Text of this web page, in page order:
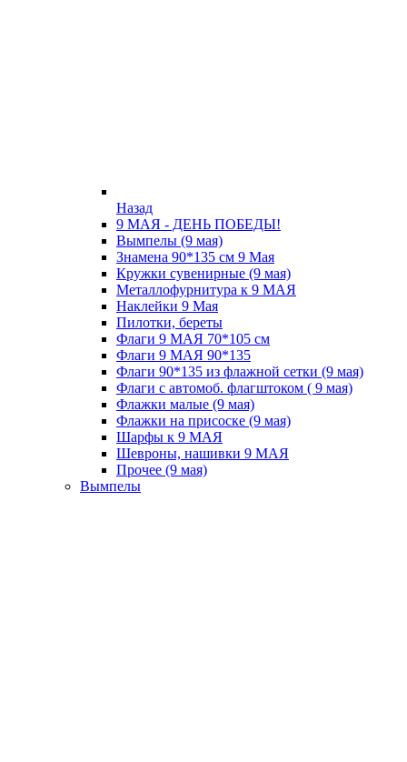
Назад
9 МАЯ - ДЕНЬ ПОБЕДЫ!
Вымпелы (9 мая)
Знамена 90*135 см 9 Мая
Кружки cувенирные (9 мая)
Металлофурнитура к 9 МАЯ
Наклейки 9 Мая
Пилотки, береты
Флаги 9 МАЯ 70*105 см
Флаги 9 МАЯ 90*135
Флаги 90*135 из флажной сетки (9 мая)
Флаги с автомоб. флагштоком ( 9 мая)
Флажки малые (9 мая)
Флажки на присоске (9 мая)
Шарфы к 9 МАЯ
Шевроны, нашивки 9 МАЯ
Прочее (9 мая)
Вымпелы